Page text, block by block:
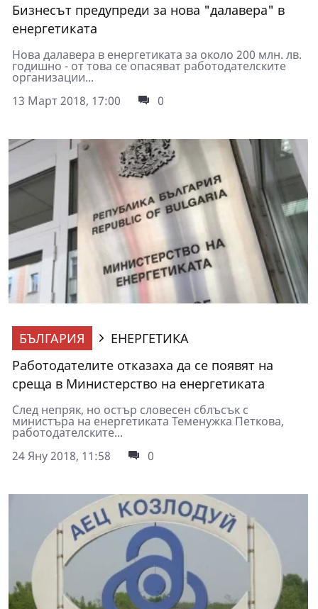
Бизнесът предупреди за нова "далавера" в
енергетиката
Нова далавера в енергетиката за около 200 млн. лв.
годишно - от това се опасяват работодателските
организации...
13 Март 2018, 17:00
0
БЪЛГАРИЯ
ЕНЕРГЕТИКА
Работодателите отказаха да се появят на
среща в Министерство на енергетиката
След непряк, но остър словесен сблъсък с
министъра на енергетиката Теменужка Петкова,
работодателските...
24 Яну 2018, 11:58
0